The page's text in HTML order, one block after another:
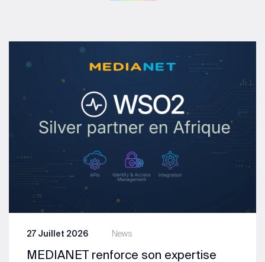
News
27 Juillet 2026
MEDIANET renforce son expertise